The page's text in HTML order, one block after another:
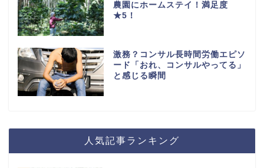
農園にホームステイ！満足度
★5！
激務？コンサル長時間労働エピソ
ード「おれ、コンサルやってる」
と感じる瞬間
人気記事ランキング